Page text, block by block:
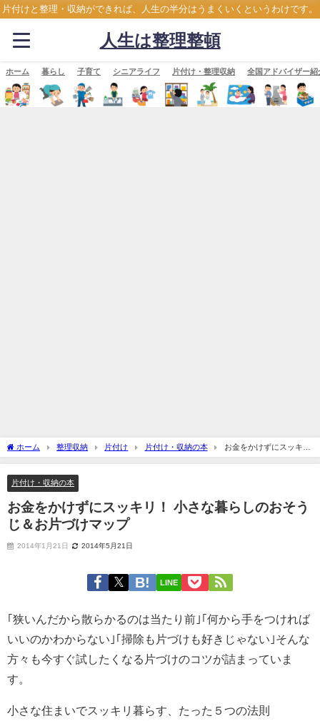
片付けと整理・収納ができれば、人生の半分はうまくいくというわけです。
人生は整理整頓
ホーム 暮らし 子育て シニアライフ 片付け・整理収納 全国アドバイザー紹
ホーム 整理収納 片付け 片付け・収納の本
お金をかけずにスッキ
リ！ 小さな暮らしのおそうじ＆お片づけマップ
片付け・収納の本
お金をかけずにスッキリ！ 小さな暮らしのおそう
じ＆お片づけマップ
2014年1月21日 2014年5月21日
LINE
｢狭いんだから散らかるのは当たり前｣｢何から手をつければ
いいのかわからない｣｢掃除も片づけも好きじゃない｣そんな
方々も今すぐ試したくなる片づけのコツが詰まっていま
す。
小さな住まいでスッキリ暮らす、たった５つの法則